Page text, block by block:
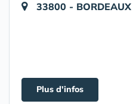
33800 - BORDEAUX
Plus d'infos